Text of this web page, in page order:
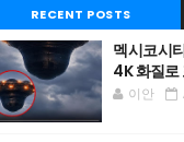
RECENT POSTS
멕시코시
4K 화질로
이안